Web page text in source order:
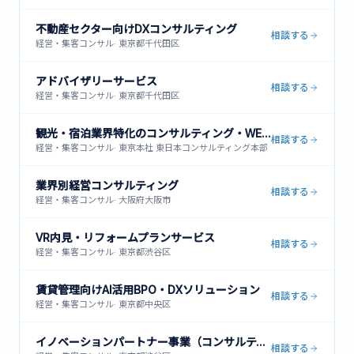
不動産セクター向けDXコンサルティング
経営・集客コンサル· 東京都千代田区
相談する
アドバイザリーサービス
経営・集客コンサル· 東京都千代田区
相談する
観光・宿泊業界特化のコンサルティング・WEB集客支援
経営・集客コンサル· 東京本社 東日本コンサルティング本部 〒101-0061 東京都
相談する
業界別経営コンサルティング
経営・集客コンサル· 大阪府大阪市
相談する
VR内見・リフォームプランサービス
経営・集客コンサル· 東京都渋谷区
相談する
賃貸管理向けAI活用BPO・DXソリューション
経営・集客コンサル· 東京都中央区
相談する
イノベーションパートナー事業（コンサルティング・イノベーション・インベストメント） 相談する